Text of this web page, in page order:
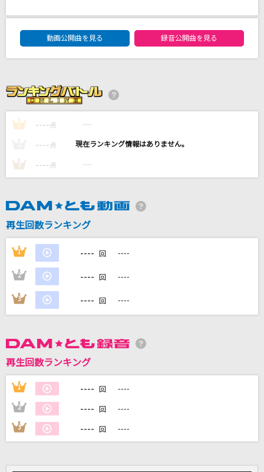
back number
Brand New
[生音]One more time,One more chance
ANOTHER WORLD
容姿端麗な嘘
THE ORAL CIGARETTES
DAMの新曲・ランキングなど
カラオケ最新情報をチェック！
カラオケをもっと楽しもう！
家族や友達と一緒に！練習にも！
DAM★ともボーカルエントリーランキング
動画公開曲を見る
録音公開曲を見る
1 ---- 点 ----
---- 点 ----
3 ---- 点 ----
再生回数ランキング
1 ---- 回 ----
2 ---- 回 ----
3 ---- 回 ----
再生回数ランキング
1 ---- 回 ----
2 ---- 回 ----
3 ---- 回 ----